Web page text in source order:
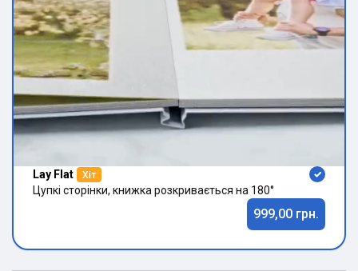
Lay Flat Хіт
Цупкі сторінки, книжка розкривається на 180°
999,00 грн.